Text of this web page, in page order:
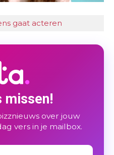
gaat acteren
missen!
over jouw
vers in je mailbox.